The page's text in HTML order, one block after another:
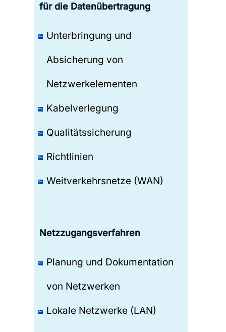
für die Datenübertragung
Unterbringung und
Absicherung von
Netzwerkelementen
Kabelverlegung
Qualitätssicherung
Richtlinien
Weitverkehrsnetze (WAN)
Netzzugangsverfahren
Planung und Dokumentation
von Netzwerken
Lokale Netzwerke (LAN)